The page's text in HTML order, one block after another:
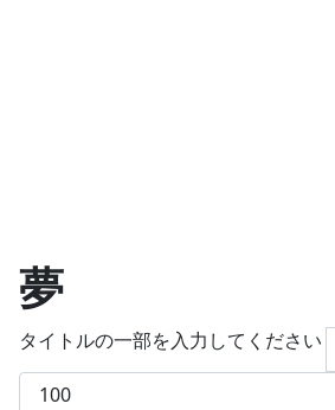
夢
タイトルの一部を入力してください
表示数